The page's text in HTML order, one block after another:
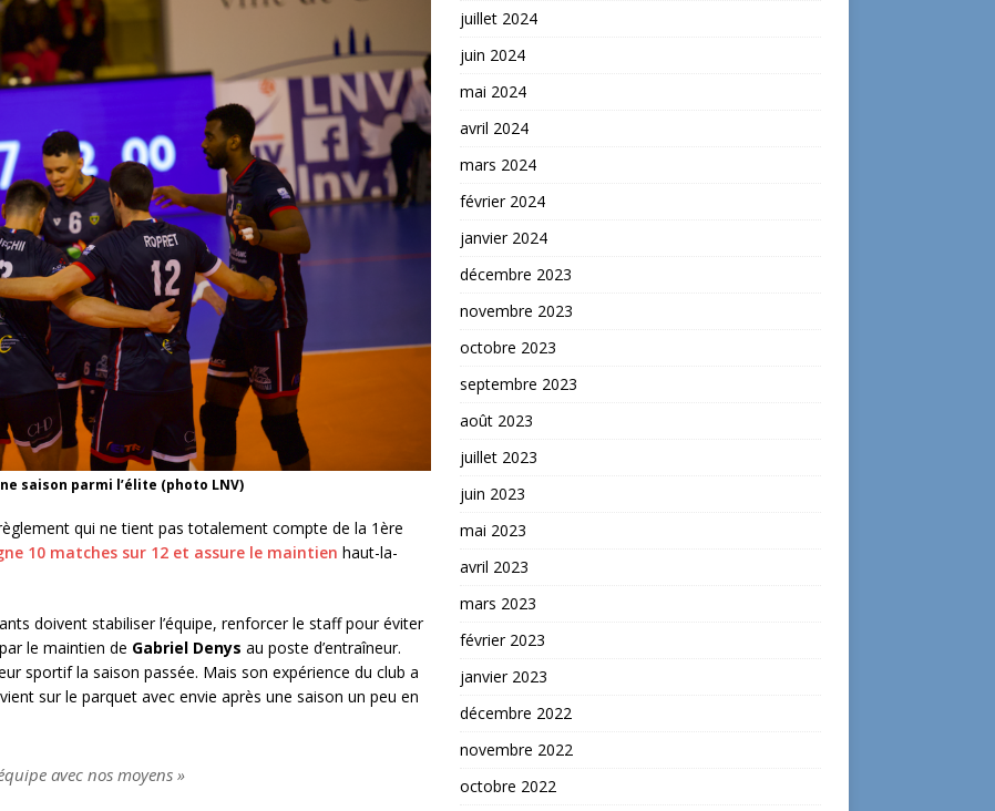
saison parmi l’élite (photo LNV)
qui ne tient pas totalement compte de la 1ère
10 matches sur 12 et assure le maintien haut-la-
doivent stabiliser l’équipe, renforcer le staff pour éviter
le maintien de Gabriel Denys au poste d’entraîneur.
sportif la saison passée. Mais son expérience du club a
sur le parquet avec envie après une saison un peu en
avec nos moyens »
juillet 2024
juin 2024
mai 2024
avril 2024
mars 2024
février 2024
janvier 2024
décembre 2023
novembre 2023
octobre 2023
septembre 2023
août 2023
juillet 2023
juin 2023
mai 2023
avril 2023
mars 2023
février 2023
janvier 2023
décembre 2022
novembre 2022
octobre 2022